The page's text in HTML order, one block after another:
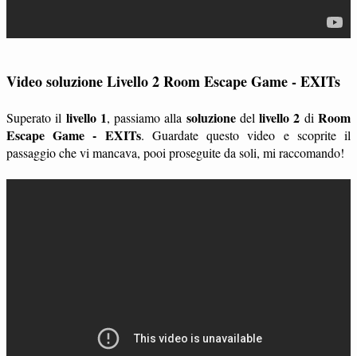
Video soluzione Livello 2 Room Escape Game - EXITs
Superato il livello 1, passiamo alla soluzionedellivello 2 diRoom
Escape Game - EXITs. Guardate questo video e scoprite il
passaggio che vi mancava, pooi proseguite da soli, mi raccomando!